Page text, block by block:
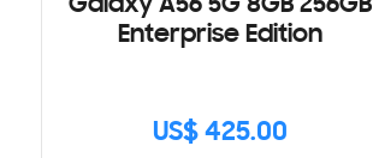
Galaxy A56 5G 8GB 256GB
Enterprise Edition
US$ 425.00